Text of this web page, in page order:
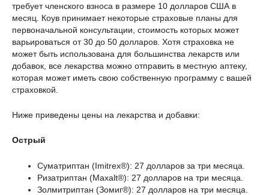
требует членского взноса в размере 10 долларов США в
месяц. Коув принимает некоторые страховые планы для
первоначальной консультации, стоимость которых может
варьироваться от 30 до 50 долларов. Хотя страховка не
может быть использована для большинства лекарств или
добавок, все лекарства можно отправить в местную аптеку,
которая может иметь свою собственную программу с вашей
страховкой.
Ниже приведены цены на лекарства и добавки:
Острый
Суматриптан (Imitrex®): 27 долларов за три месяца.
Ризатриптан (Maxalt®): 27 долларов на три месяца.
Золмитриптан (Зомиг®): 27 долларов на три месяца.